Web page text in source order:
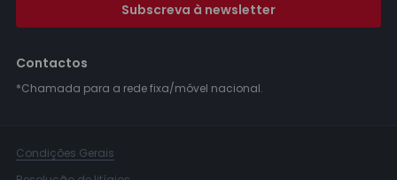
Subscreva à newsletter
Contactos
*Chamada para a rede fixa/móvel nacional.
Condições Gerais